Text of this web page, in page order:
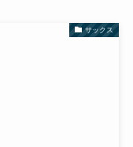
サックス